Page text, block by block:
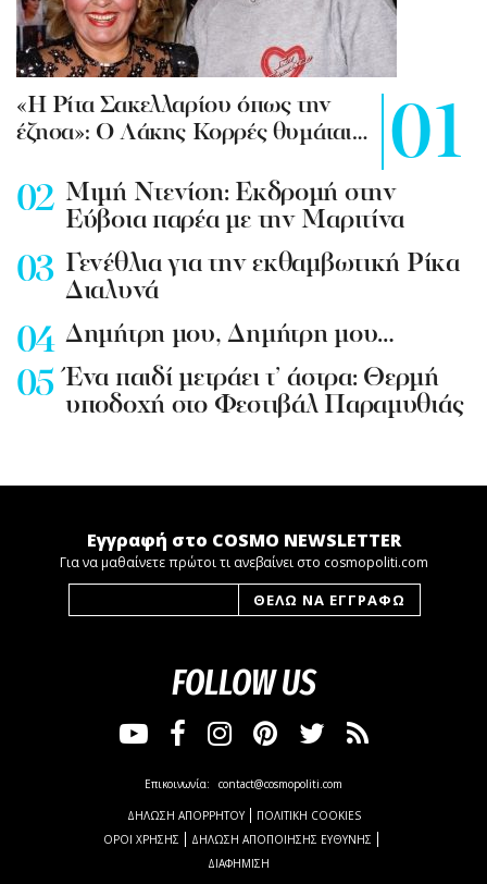
«Η Ρίτα Σακελλαρίου όπως την
έζησα»: Ο Λάκης Κορρές θυμάται…
Mιμή Ντενίση: Εκδρομή στην
Εύβοια παρέα με την Μαριτίνα
Γενέθλια για την εκθαμβωτική Ρίκα
Διαλυνά
Δημήτρη μου, Δημήτρη μου…
Ένα παιδί μετράει τ’ άστρα: Θερμή
υποδοχή στο Φεστιβάλ Παραμυθιάς
Εγγραφή στο COSMO NEWSLETTER
Για να μαθαίνετε πρώτοι τι ανεβαίνει στο cosmopoliti.com
FOLLOW US
Επικοινωνία: contact@cosmopoliti.com
ΔΗΛΩΣΗ ΑΠΟΡΡΗΤΟΥ
ΠΟΛΙΤΙΚΗ COOKIES
ΟΡΟΙ ΧΡΗΣΗΣ
ΔΗΛΩΣΗ ΑΠΟΠΟΙΗΣΗΣ ΕΥΘΥΝΗΣ
ΔΙΑΦΗΜΙΣΗ